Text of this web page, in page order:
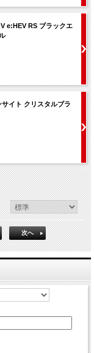
e:HEV RS ブラックエ
イト クリスタルブラ
次へ